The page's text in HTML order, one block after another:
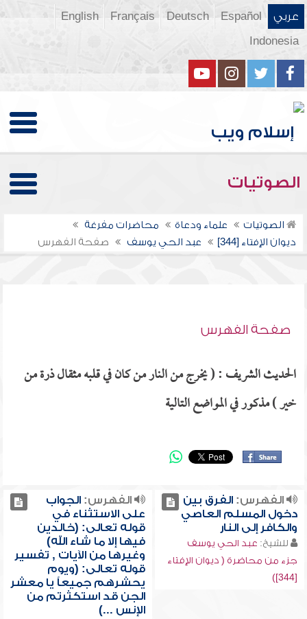
عربي Español
Deutsch
Français
English
Indonesia
الصوتيات
الصوتيات علماء ودعاة
محاضرات مفرغة
ديوان الإفتاء [344]
عبد الحي يوسف صفحة الفهرس
صفحة الفهرس
الحديث الشريف : ( يخرج من النار من كان في قلبه مثقال ذرة من
خير ) مذكور في المواضع التالية
الفهرس:الفرق بين
دخول المسلم العاصي
والكافر إلى النار
للشيخ: عبد الحي يوسف
جزء من محاضرة ( ديوان الإفتاء
[344])
الفهرس:الجواب
على الاستثناء في
قوله تعالى: (خالدين
فيها إلا ما شاء الله)
وغيرها من الآيات , تفسير
قوله تعالى: (ويوم
يحشرهم جميعاً يا معشر
الجن قد استكثرتم من
الإنس ...)